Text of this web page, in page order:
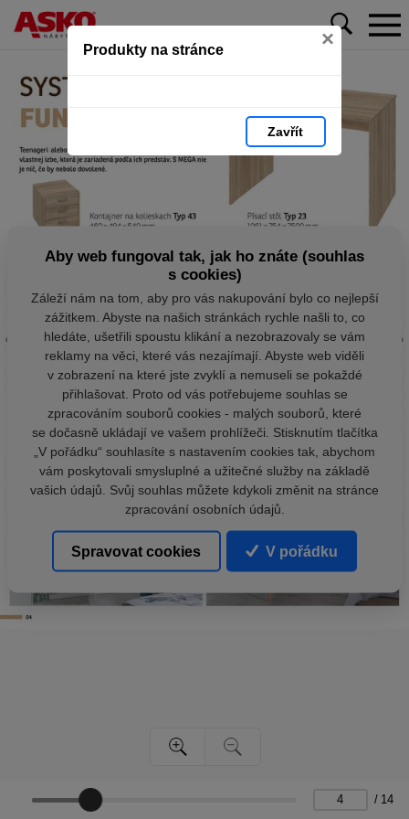
Produkty na stránce ×
Zavřít
/ 14
Aby web fungoval tak, jak ho znáte (souhlas
s cookies)
Záleží nám na tom, aby pro vás nakupování bylo co nejlepší
zážitkem. Abyste na našich stránkách rychle našli to, co
hledáte, ušetřili spoustu klikání a nezobrazovaly se vám
reklamy na věci, které vás nezajímají. Abyste web viděli
v zobrazení na které jste zvyklí a nemuseli se pokaždé
přihlašovat. Proto od vás potřebujeme souhlas se
zpracováním souborů cookies - malých souborů, které
se dočasně ukládají ve vašem prohlížeči. Stisknutím tlačítka
„V pořádku“ souhlasíte s nastavením cookies tak, abychom
vám poskytovali smysluplné a užitečné služby na základě
vašich údajů. Svůj souhlas můžete kdykoli změnit na stránce
zpracování osobních údajů.
Spravovat cookies V pořádku